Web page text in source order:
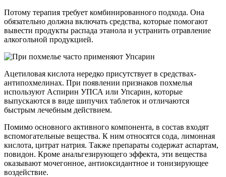
Потому терапия требует комбинированного подхода. Она
обязательно должна включать средства, которые помогают
вывести продукты распада этанола и устранить отравление
алкогольной продукцией.
Ацетиловая кислота нередко присутствует в средствах-
антипохмелинах. При появлении признаков похмелья
используют Аспирин УПСА или Упсарин, которые
выпускаются в виде шипучих таблеток и отличаются
быстрым лечебным действием.
Помимо основного активного компонента, в состав входят
вспомогательные вещества. К ним относятся сода, лимонная
кислота, цитрат натрия. Также препараты содержат аспартам,
повидон. Кроме анальгезирующего эффекта, эти вещества
оказывают мочегонное, антиоксидантное и тонизирующее
воздействие.